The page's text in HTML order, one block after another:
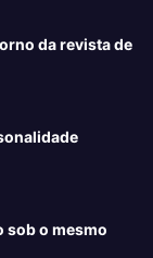
da revista de
sob o mesmo